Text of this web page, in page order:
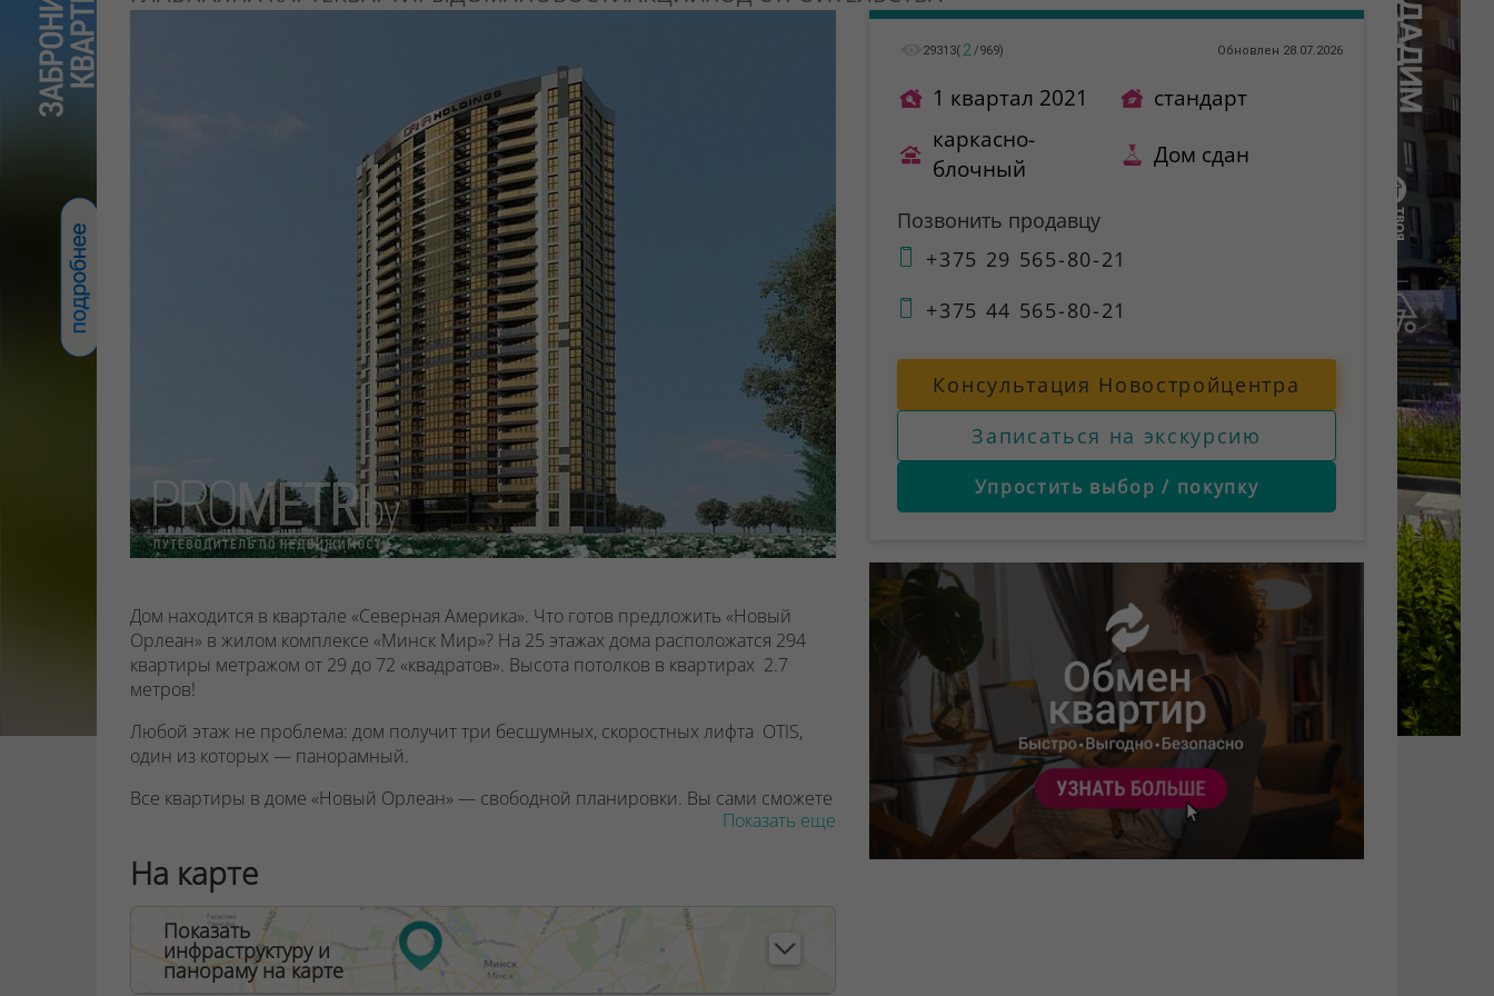
Дом находится в квартале «Северная Америка». Что готов предложить «Новый
Орлеан» в жилом комплексе «Минск Мир»? На 25 этажах дома расположатся 294
квартиры метражом от 29 до 72 «квадратов». Высота потолков в квартирах 2.7
метров!
Любой этаж не проблема: дом получит три бесшумных, скоростных лифта OTIS,
один из которых — панорамный.
Все квартиры в доме «Новый Орлеан» — свободной планировки. Вы сами сможете
решить, сколько комнат вам необходимо и как их лучше расположить, нужны ли
Во всех квартирах большие панорамные окна, полностью остекленные лоджии, а в
части квартир предусмотрены еще и открытые балконы. Все стеклопакеты —
европейского производства.
Вместо стандартного подъезда предусмотрено светлое дизайнерское лобби с
Показать еще
На карте
Показать
инфраструктуру и
панораму на карте
29313( 2 /969) Обновлен 28.07.2026
1 квартал 2021
стандарт
каркасно-
блочный
Дом сдан
Позвонить продавцу
+375 29 565-80-21
+375 44 565-80-21
Консультация Новостройцентра
Записаться на экскурсию
Упростить выбор / покупку